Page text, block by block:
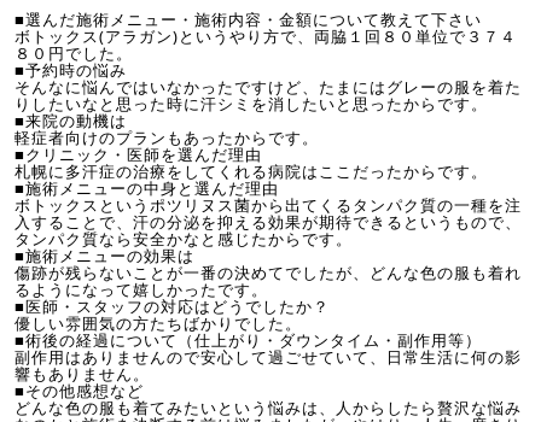
■選んだ施術メニュー・施術内容・金額について教えて下さい
ボトックス(アラガン)というやり方で、両脇１回８０単位で３７４
８０円でした。
■予約時の悩み
そんなに悩んではいなかったですけど、たまにはグレーの服を着た
りしたいなと思った時に汗シミを消したいと思ったからです。
■来院の動機は
軽症者向けのプランもあったからです。
■クリニック・医師を選んだ理由
札幌に多汗症の治療をしてくれる病院はここだったからです。
■施術メニューの中身と選んだ理由
ボトックスというポツリヌス菌から出てくるタンパク質の一種を注
入することで、汗の分泌を抑える効果が期待できるというもので、
タンパク質なら安全かなと感じたからです。
■施術メニューの効果は
傷跡が残らないことが一番の決めてでしたが、どんな色の服も着れ
るようになって嬉しかったです。
■医師・スタッフの対応はどうでしたか？
優しい雰囲気の方たちばかりでした。
■術後の経過について（仕上がり・ダウンタイム・副作用等）
副作用はありませんので安心して過ごせていて、日常生活に何の影
響もありません。
■その他感想など
どんな色の服も着てみたいという悩みは、人からしたら贅沢な悩み